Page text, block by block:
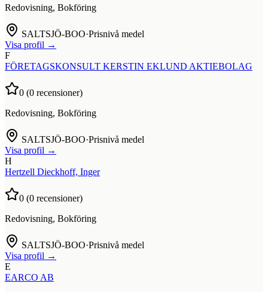
Redovisning, Bokföring
SALTSJÖ-BOO·Prisnivå medel
Visa profil →
F
FÖRETAGSKONSULT KERSTIN EKLUND AKTIEBOLAG
0 (0 recensioner)
Redovisning, Bokföring
SALTSJÖ-BOO·Prisnivå medel
Visa profil →
H
Hertzell Dieckhoff, Inger
0 (0 recensioner)
Redovisning, Bokföring
SALTSJÖ-BOO·Prisnivå medel
Visa profil →
E
EARCO AB